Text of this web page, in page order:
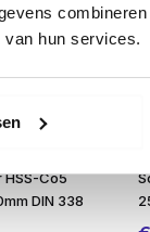
hun services.
und feine
HSS-Co5
DIN 338